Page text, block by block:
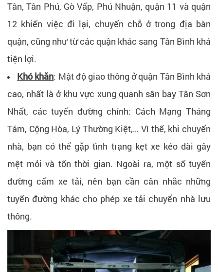
Tân, Tân Phú, Gò Vấp, Phú Nhuận, quận 11 và quận
12 khiến việc đi lại, chuyển chỗ ở trong địa bàn
quận, cũng như từ các quận khác sang Tân Bình khá
tiện lợi.
Khó khăn: Mật độ giao thông ở quận Tân Bình khá
cao, nhất là ở khu vực xung quanh sân bay Tân Sơn
Nhất, các tuyến đường chính: Cách Mạng Tháng
Tám, Cộng Hòa, Lý Thường Kiệt,… Vì thế, khi chuyển
nhà, bạn có thể gặp tình trạng kẹt xe kéo dài gây
mệt mỏi và tốn thời gian. Ngoài ra, một số tuyến
đường cấm xe tải, nên bạn cần cân nhắc những
tuyến đường khác cho phép xe tải chuyển nhà lưu
thông.